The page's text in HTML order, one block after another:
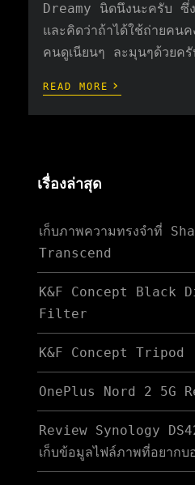
Dreamy นิดนึงนะครับ ซึ่
และคิดว่าถ้าได้ใช้ถ่ายคน
คนดูเนียนๆ ละมุนๆด้วยครั
READ MORE ›
เรื่องล่าสุด
เก็บภาพความทรงจำที่
Transcend
K&F Concept Black
Filter
K&F Concept Tripod
OnePlus Nord 2 5G
Review Synology
เก็บข้อมูลไฟล์ภาพที่อยากบ